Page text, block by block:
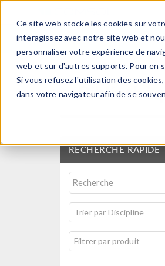
Ce site web stocke les cookies sur
interagissez avec notre site web et
personnaliser votre expérience de
web et sur d'autres supports. Pour en
Si vous refusez l'utilisation des
dans votre navigateur afin de se
RECHERCHE RAPIDE
Trier par Discipline
Filtrer par produit